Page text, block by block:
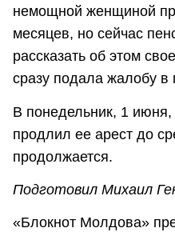
немощной женщиной
месяцев, но сейчас
рассказать об этом
сразу подала жалобу в
В понедельник, 1
продлил ее арест до
продолжается.
Подготовил Михаил
«Блокнот Молдова»